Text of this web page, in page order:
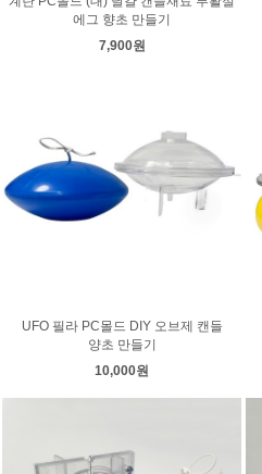
에그 향초 만들기
7,900원
UFO 필라 PC몰드 DIY 오브제 캔들
양초 만들기
10,000원